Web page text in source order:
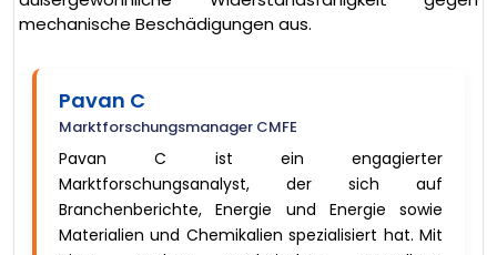
mechanische Beschädigungen aus.
Pavan C
Marktforschungsmanager CMFE
Pavan C ist ein engagierter
Marktforschungsanalyst, der sich auf
Branchenberichte, Energie und Energie sowie
Materialien und Chemikalien spezialisiert hat. Mit